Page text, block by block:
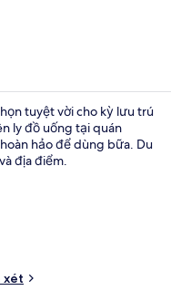
tuyệt vời cho kỳ lưu trú
ly đồ uống tại quán
hảo để dùng bữa. Du
địa điểm.
xét